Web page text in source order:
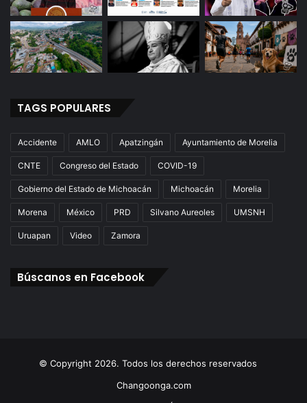
TAGS POPULARES
Accidente AMLO Apatzingán Ayuntamiento de Morelia
CNTE Congreso del Estado COVID-19
Gobierno del Estado de Michoacán Michoacán Morelia
Morena México PRD Silvano Aureoles UMSNH
Uruapan Video Zamora
Búscanos en Facebook
© Copyright 2026. Todos los derechos reservados
Changoonga.com